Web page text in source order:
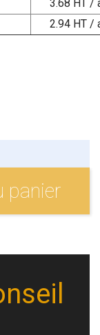
3.68 HT /
2.94 HT /
panier